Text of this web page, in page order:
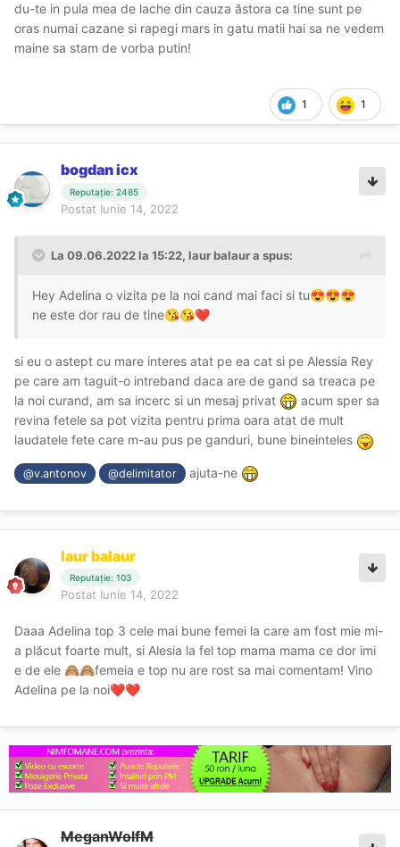
du-te in pula mea de lache din cauza ăstora ca tine sunt pe
oras numai cazane si rapegi mars in gatu matii hai sa ne vedem
maine sa stam de vorba putin!
1 1
bogdan icx
Reputație: 2485
Postat Iunie 14, 2022
La 09.06.2022 la 15:22, laur balaura spus:
Hey Adelina o vizita pe la noi cand mai faci si tu😍😍😍
ne este dor rau de tine😘😘❤️
si eu o astept cu mare interes atat pe ea cat si pe Alessia Rey
pe care am taguit-o intreband daca are de gand sa treaca pe
la noi curand, am sa incerc si un mesaj privat
acum sper sa
revina fetele sa pot vizita pentru prima oara atat de mult
laudatele fete care m-au pus pe ganduri, bune bineinteles
@v.antonov @delimitator ajuta-ne
laur balaur
Reputație: 103
Postat Iunie 14, 2022
Daaa Adelina top 3 cele mai bune femei la care am fost mie mi-
a plăcut foarte mult, si Alesia la fel top mama mama ce dor imi
e de ele 🙈🙈femeia e top nu are rost sa mai comentam! Vino
Adelina pe la noi❤️❤️
MeganWolfM